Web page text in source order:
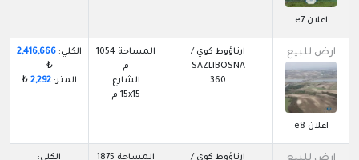
اعلان e7
ارض للبيع
اعلان e8
ارناؤوط كوي /
SAZLIBOSNA
360
المساحة 1054
م
الشارع
15x15 م
الكلي: 2,416,666
₺
المتر: 2,292
₺
ارناؤوط كوي /
المساحة 1875
الكلي: